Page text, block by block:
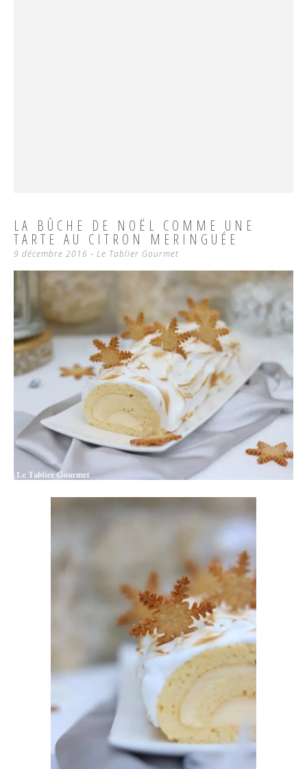
LA BÛCHE DE NOËL COMME UNE
TARTE AU CITRON MERINGUÉE
9 décembre 2016 - Le Tablier Gourmet